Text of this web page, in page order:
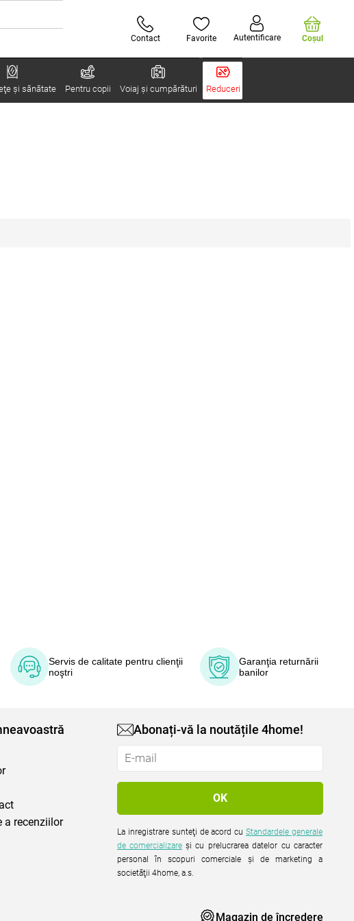
Contact Favorite Autentificare Coşul
şi sănătate Pentru copii Voiaj și cumpărături Reduceri
Servis de calitate pentru clienţii
noştri
Garanţia returnării
banilor
a recenziilor
Abonați-vă la noutățile 4home!
La inregistrare sunteţi de acord cuStandardele generale
de comercializare şi cu prelucrarea datelor cu caracter
personal în scopuri comerciale şi de marketing a
societăţii 4home, a.s.
Magazin de încredere